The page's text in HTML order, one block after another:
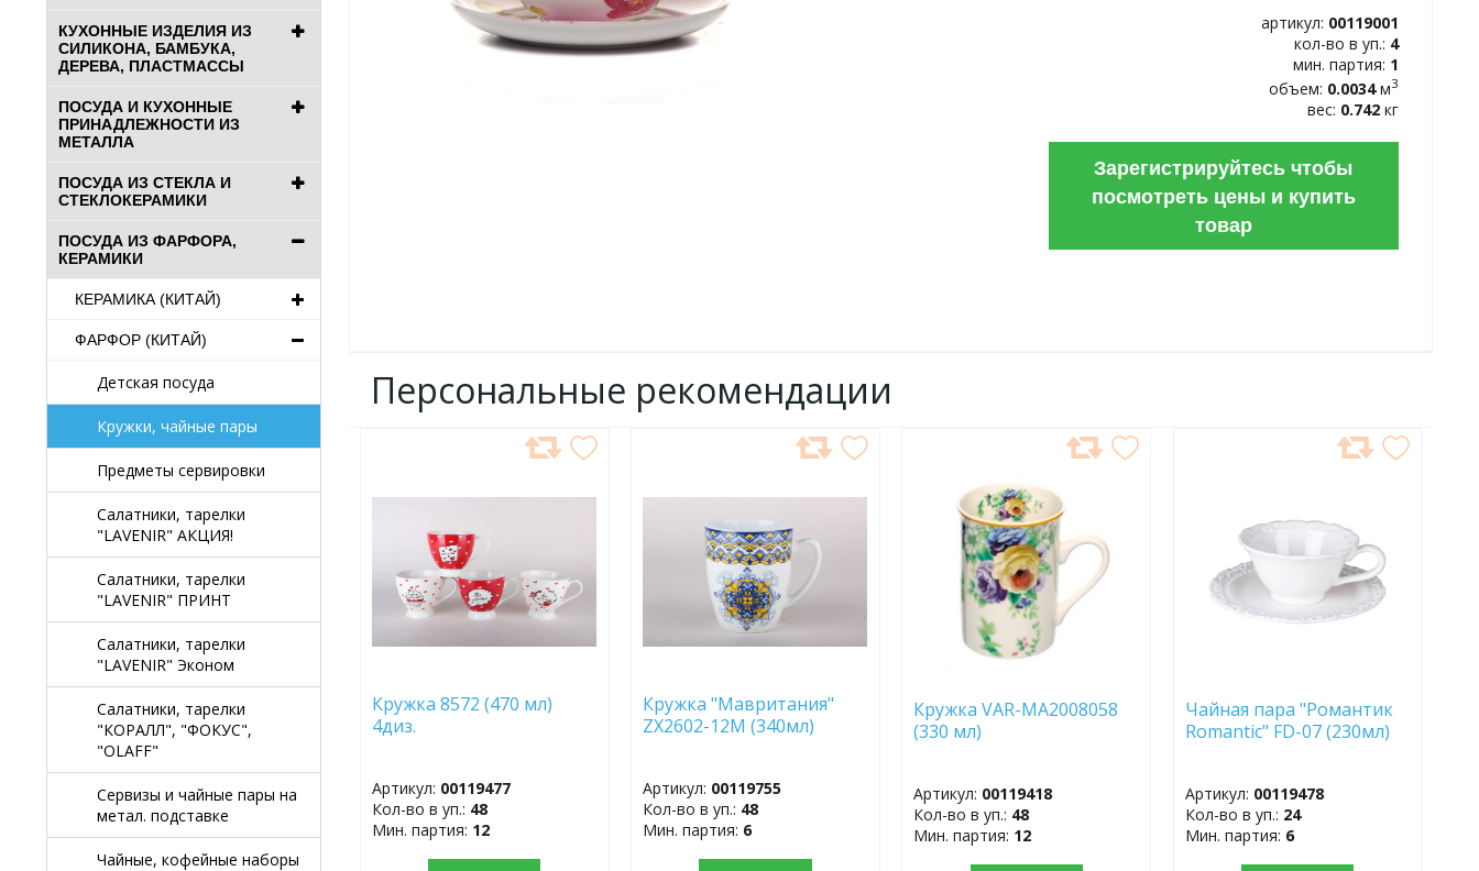
КУХОННЫЕ ИЗДЕЛИЯ ИЗ
СИЛИКОНА, БАМБУКА,
ДЕРЕВА, ПЛАСТМАССЫ
ПОСУДА И КУХОННЫЕ
ПРИНАДЛЕЖНОСТИ ИЗ
МЕТАЛЛА
ПОСУДА ИЗ СТЕКЛА И
СТЕКЛОКЕРАМИКИ
ПОСУДА ИЗ ФАРФОРА,
КЕРАМИКИ
КЕРАМИКА (КИТАЙ)
ФАРФОР (КИТАЙ)
Детская посуда
Кружки, чайные пары
Предметы сервировки
Салатники, тарелки
"LAVENIR" АКЦИЯ!
Салатники, тарелки
"LAVENIR" ПРИНТ
Салатники, тарелки
"LAVENIR" Эконом
Салатники, тарелки
"КОРАЛЛ", "ФОКУС",
"OLAFF"
Сервизы и чайные пары на
метал. подставке
Чайные, кофейные наборы
артикул: 00119001
кол-во в уп.: 4
мин. партия: 1
объем: 0.0034м3
вес: 0.742 кг
Зарегистрируйтесь чтобы
посмотреть цены и купить
товар
Персональные рекомендации
ИЗБРАННОЕ
Кружка 8572 (470 мл)
4диз.
Артикул: 00119477
Кол-во в уп.: 48
Мин. партия: 12
ИЗБРАННОЕ
Кружка "Мавритания"
ZX2602-12M (340мл)
Артикул: 00119755
Кол-во в уп.: 48
Мин. партия: 6
ИЗБРАННОЕ
Кружка VAR-MA2008058
(330 мл)
Артикул: 00119418
Кол-во в уп.: 48
Мин. партия: 12
Чайная пара "Романтик
Romantic" FD-07 (230мл)
Артикул: 00119478
Кол-во в уп.: 24
Мин. партия: 6